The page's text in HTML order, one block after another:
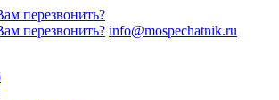
перезвонить?
перезвонить? info@mospechatnik.ru